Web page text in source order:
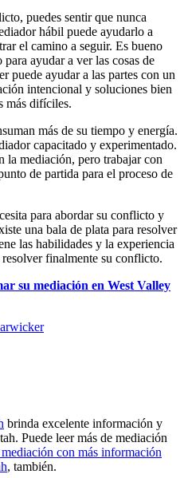
puedes sentir que nunca
hábil puede ayudarlo a
el camino a seguir. Es bueno
ayudar a ver las cosas de
puede ayudar a las partes con un
intencional y soluciones bien
más difíciles.
más de su tiempo y energía.
capacitado y experimentado.
la mediación, pero trabajar con
de partida para el proceso de
para abordar su conflicto y
una bala de plata para resolver
las habilidades y la experiencia
finalmente su conflicto.
su mediación en West Valley
brinda excelente información y
Puede leer más de mediación
con más información
, también.